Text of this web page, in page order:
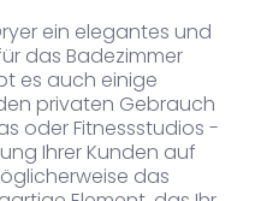
ein elegantes und
das Badezimmer
es auch einige
privaten Gebrauch
oder Fitnessstudios -
Ihrer Kunden auf
das